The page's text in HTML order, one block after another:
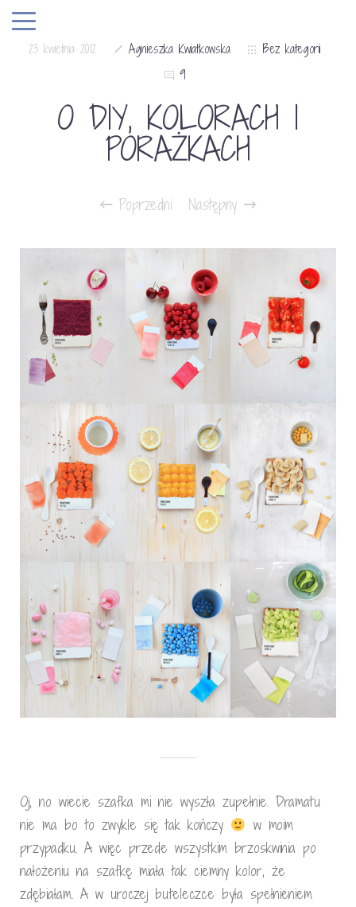
23 kwietnia 2012 Agnieszka Kwiatkowska
Bez kategorii
9
O DIY, KOLORACH I
PORAŻKACH
Poprzedni Następny
Oj, no wiecie szafka mi nie wyszła zupełnie. Dramatu
nie ma bo to zwykle się tak kończy
w moim
przypadku. A więc przede wszystkim brzoskwinia po
nałożeniu na szafkę miała tak ciemny kolor, że
zdębiałam. A w uroczej buteleczce była spełnieniem